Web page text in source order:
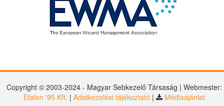
Copyright © 2003-2024 - Magyar Sebkezelő Társaság | Webmester:
Etalon '95 Kft. |Adatkezelési tájékoztató | Médiaajánlat